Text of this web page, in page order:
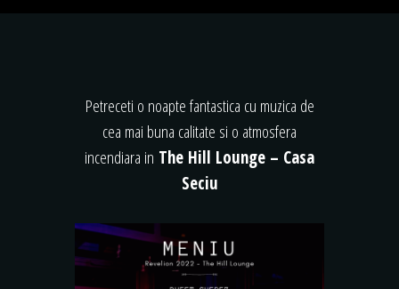
Petreceti o noapte fantastica cu muzica de
cea mai buna calitate si o atmosfera
incendiara in The Hill Lounge – Casa
Seciu